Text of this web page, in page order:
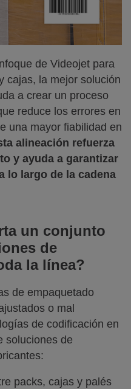
de Videojet para
cajas, la mejor solución
a crear un proceso
reduce los errores en
una mayor fiabilidad en
alineación refuerza
y ayuda a garantizar
lo largo de la cadena
un conjunto
de
la línea?
de empaquetado
o mal
de codificación en
soluciones de
packs, cajas y palés